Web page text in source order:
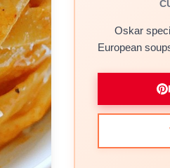
Oskar
European